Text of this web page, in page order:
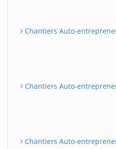
Chantiers Auto-
Chantiers Auto-
Chantiers Auto-